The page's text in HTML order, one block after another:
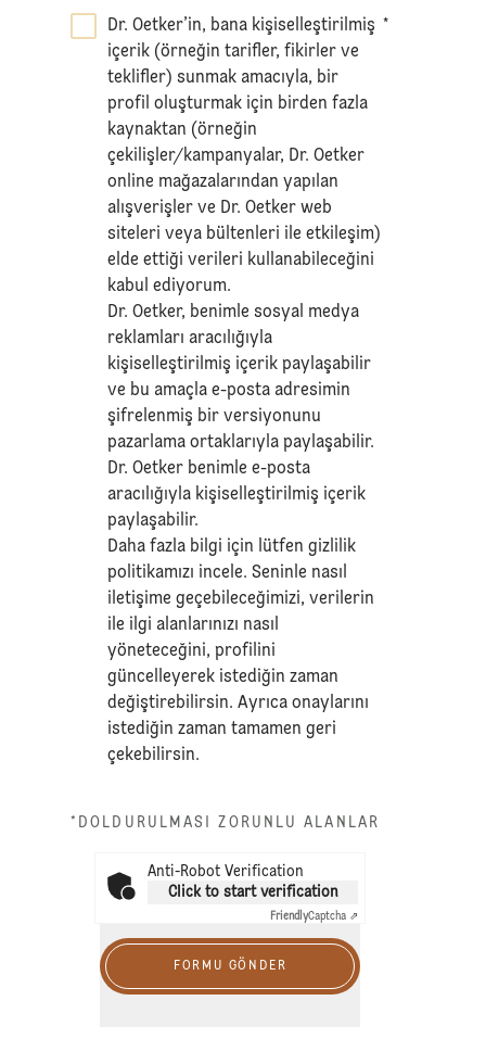
Dr. Oetker’in, bana kişiselleştirilmiş
içerik (örneğin tarifler, fikirler ve
teklifler) sunmak amacıyla, bir
profil oluşturmak için birden fazla
kaynaktan (örneğin
çekilişler/kampanyalar, Dr. Oetker
online mağazalarından yapılan
alışverişler ve Dr. Oetker web
siteleri veya bültenleri ile etkileşim)
elde ettiği verileri kullanabileceğini
kabul ediyorum.
Dr. Oetker, benimle sosyal medya
reklamları aracılığıyla
kişiselleştirilmiş içerik paylaşabilir
ve bu amaçla e-posta adresimin
şifrelenmiş bir versiyonunu
pazarlama ortaklarıyla paylaşabilir.
Dr. Oetker benimle e-posta
aracılığıyla kişiselleştirilmiş içerik
paylaşabilir.
Daha fazla bilgi için lütfengizlilik
politikamızı incele. Seninle nasıl
iletişime geçebileceğimizi, verilerin
ile ilgi alanlarınızı nasıl
yöneteceğini, profilini
güncelleyerek istediğin zaman
değiştirebilirsin. Ayrıca onaylarını
istediğin zaman tamamen geri
çekebilirsin.
*
*DOLDURULMASI ZORUNLU ALANLAR
Anti-Robot Verification
Click to start verification
FriendlyCaptcha ⇗
FORMU GÖNDER